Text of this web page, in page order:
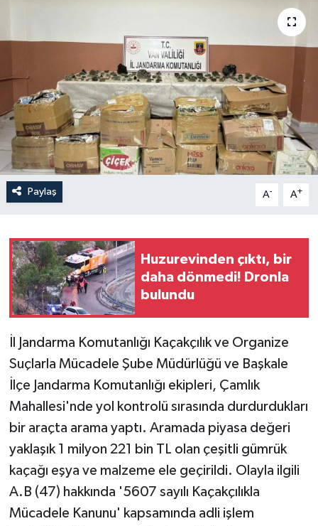
Paylaş A- A+
Huzurevinden çıktı, bir
daha dönmedi! Dronla
bulundu
İl Jandarma Komutanlığı Kaçakçılık ve Organize
Suçlarla Mücadele Şube Müdürlüğü ve Başkale
İlçe Jandarma Komutanlığı ekipleri, Çamlık
Mahallesi'nde yol kontrolü sırasında durdurdukları
bir araçta arama yaptı. Aramada piyasa değeri
yaklaşık 1 milyon 221 bin TL olan çeşitli gümrük
kaçağı eşya ve malzeme ele geçirildi. Olayla ilgili
A.B (47) hakkında '5607 sayılı Kaçakçılıkla
Mücadele Kanunu' kapsamında adli işlem